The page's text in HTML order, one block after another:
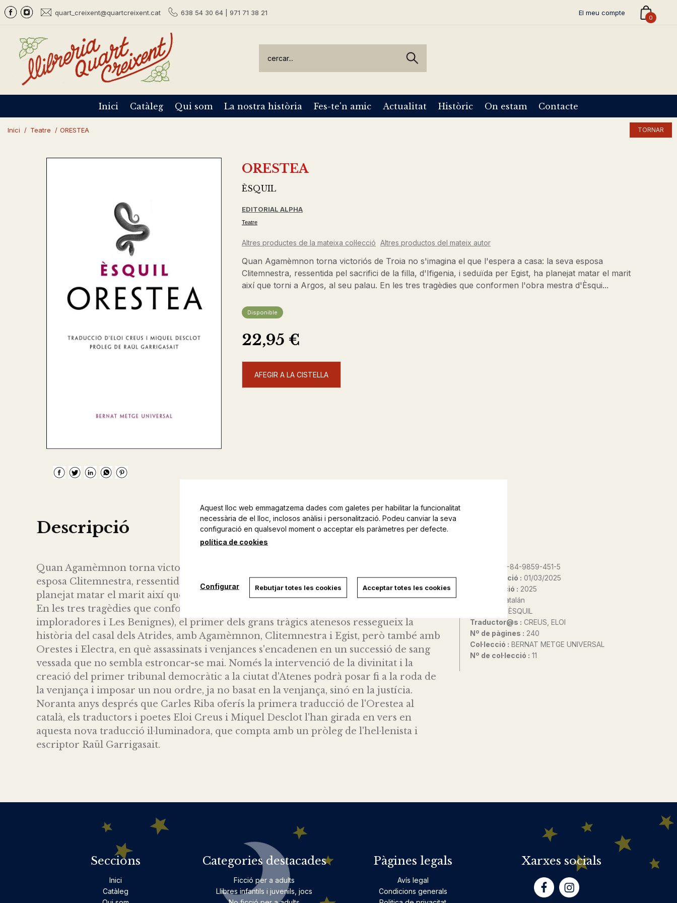
quart_creixent@quartcreixent.cat 638 54 30 64 | 971 71 38 21 El meu compte
0
Inici Catàleg Qui som La nostra història Fes-te'n amic Actualitat Històric On estam Contacte
Inici / Teatre / ORESTEA TORNAR
ORESTEA
ÈSQUIL
EDITORIAL ALPHA
Teatre
Altres productes de la mateixa col·lecció Altres productos del mateix autor
Quan Agamèmnon torna victoriós de Troia no s'imagina el que l'espera a casa: la seva esposa
Clitemnestra, ressentida pel sacrifici de la filla, d'Ifigenia, i seduïda per Egist, ha planejat matar el marit
així que torni a Argos, al seu palau. En les tres tragèdies que conformen l'obra mestra d'Èsqui...
Disponible
22,95 €
AFEGIR A LA CISTELLA
Descripció
978-84-9859-451-5
Data d'edició : 01/03/2025
Any d'edició : 2025
Catalán
ÈSQUIL
Traductor@s : CREUS, ELOI
Nº de pàgines : 240
Col·lecció : BERNAT METGE UNIVERSAL
Nº de col·lecció : 11
Quan Agamèmnon torna victoriós de Troia no s'imagina el que l'espera a casa: la seva
esposa Clitemnestra, ressentida pel sacrifici de la filla, d'Ifigenia, i seduïda per Egist, ha
planejat matar el marit així que torni a Argos, al seu palau.
En les tres tragèdies que conformen l'obra mestra d'Èsquil (Agamèmnon, Les
imploradores i Les Benignes), el primer dels grans tràgics atenesos ressegueix la
història del casal dels Atrides, amb Agamèmnon, Clitemnestra i Egist, però també amb
Orestes i Electra, en què assassinats i venjances s'encadenen en un successió de sang
vessada que no sembla estroncar-se mai. Només la intervenció de la divinitat i la
creació del primer tribunal democràtic a la ciutat d'Atenes podrà posar fi a la roda de
la venjança i imposar un nou ordre, ja no basat en la venjança, sinó en la justícia.
Noranta anys després que Carles Riba oferís la primera traducció de l'Orestea al
català, els traductors i poetes Eloi Creus i Miquel Desclot l'han girada en vers en
aquesta nova traducció il·luminadora, que compta amb un pròleg de l'hel·lenista i
escriptor Raül Garrigasait.
Seccions
Inici
Catàleg
Categories destacades
Ficció per a adults
Llibres infantils i juvenils, jocs
Pàgines legals
Avís legal
Condicions generals
Xarxes socials
Aquest lloc web emmagatzema dades com galetes per habilitar la funcionalitat
necessària de el lloc, inclosos anàlisi i personalització. Podeu canviar la seva
configuració en qualsevol moment o acceptar els paràmetres per defecte.
política de cookies
Configurar Rebutjar totes les cookies Acceptar totes les cookies